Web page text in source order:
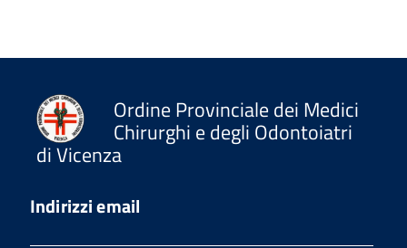
Ordine Provinciale dei Medici
Chirurghi e degli Odontoiatri
di Vicenza
Indirizzi email